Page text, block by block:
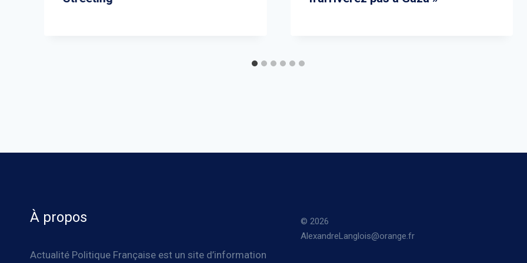
À propos
Actualité Politique Française est un site d’information
© 2026
AlexandreLanglois@orange.fr